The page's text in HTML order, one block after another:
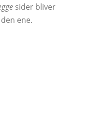
sider bliver
ene.